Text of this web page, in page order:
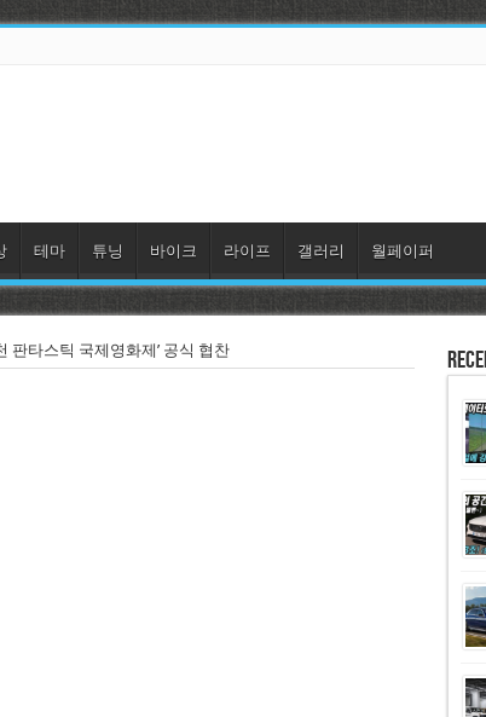
테마 튜닝 바이크 라이프 갤러리 월페이퍼
판타스틱 국제영화제’ 공식 협찬